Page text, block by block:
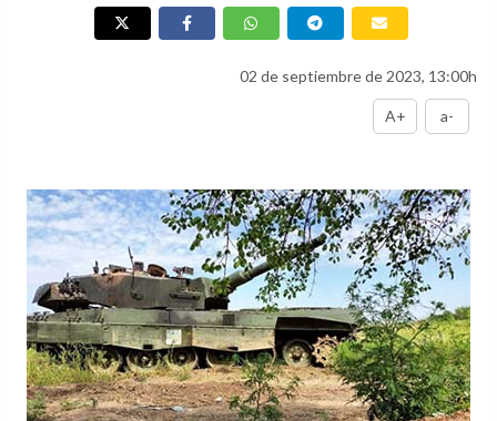
02 de septiembre de 2023, 13:00h
A+ a-